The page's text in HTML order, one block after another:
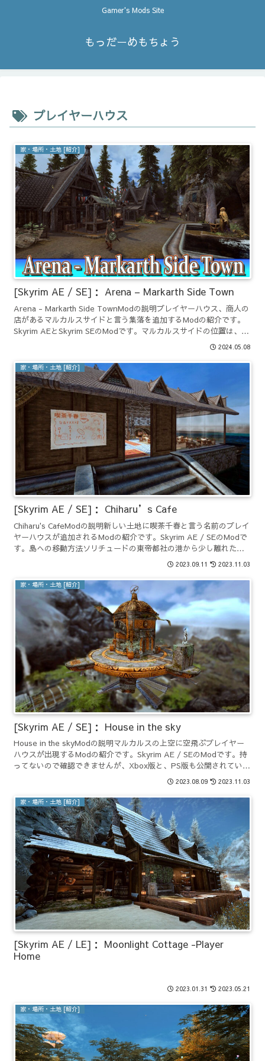
Gamer's Mods Site
もっだーめもちょう
プレイヤーハウス
家・場所・土地 [紹介]
[Skyrim AE / SE]： Arena – Markarth Side Town
Arena - Markarth Side TownModの説明プレイヤーハウス、商人の
店があるマルカルスサイドと言う集落を追加するModの紹介です。
Skyrim AEとSkyrim SEのModです。マルカルスサイドの位置は、ソ
2024.05.08
家・場所・土地 [紹介]
[Skyrim AE / SE]： Chiharu’s Cafe
Chiharu's CafeModの説明新しい土地に喫茶千春と言う名前のプレイ
ヤーハウスが追加されるModの紹介です。Skyrim AE / SEのModで
す。島への移動方法ソリチュードの東帝都社の港から少し離れた場
2023.09.11 2023.11.03
家・場所・土地 [紹介]
[Skyrim AE / SE]： House in the sky
House in the skyModの説明マルカルスの上空に空飛ぶプレイヤー
ハウスが出現するModの紹介です。Skyrim AE / SEのModです。持
ってないので確認できませんが、Xbox版と、PS版も公開されていま
2023.08.09 2023.11.03
家・場所・土地 [紹介]
[Skyrim AE / LE]： Moonlight Cottage -Player
Home
2023.01.31 2023.05.21
家・場所・土地 [紹介]